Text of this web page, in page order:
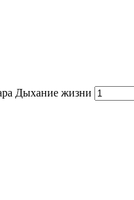
Дыхание жизни